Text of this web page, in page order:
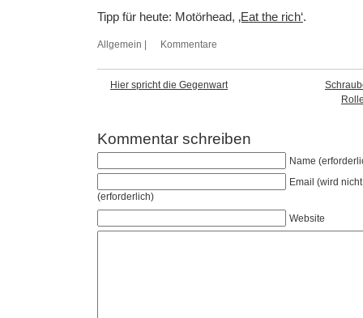
Tipp für heute: Motörhead, ‚Eat the rich‘.
Allgemein Kommentare
Hier spricht die Gegenwart
Kommentar schreiben
Name
Email (wird
(erforderlich)
Website